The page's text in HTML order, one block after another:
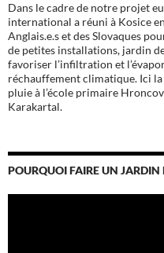
Dans le cadre de notre projet
international a réuni à Kosice
Anglais.e.s et des Slovaques
de petites installations, jardin
favoriser l’infiltration et
réchauffement climatique. Ici
pluie à l’école primaire
Karakartal.
POURQUOI FAIRE UN JARDIN